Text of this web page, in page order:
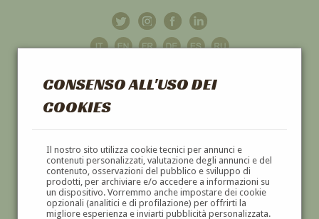
CONSENSO ALL'USO DEI
COOKIES
Il nostro sito utilizza cookie tecnici per annunci e
contenuti personalizzati, valutazione degli annunci e del
contenuto, osservazioni del pubblico e sviluppo di
prodotti, per archiviare e/o accedere a informazioni su
un dispositivo. Vorremmo anche impostare dei cookie
opzionali (analitici e di profilazione) per offrirti la
migliore esperienza e inviarti pubblicità personalizzata.
GALLERIAD'ARTE
DIPINTI E SCULTURE '800 E '900